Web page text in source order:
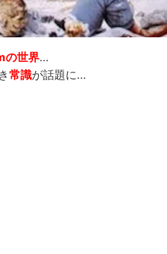
の世界…
常識が話題に…